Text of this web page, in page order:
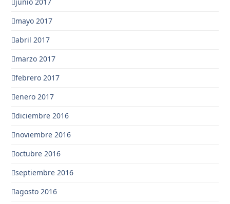
mayo 2017
abril 2017
marzo 2017
febrero 2017
enero 2017
diciembre 2016
noviembre 2016
octubre 2016
septiembre 2016
agosto 2016